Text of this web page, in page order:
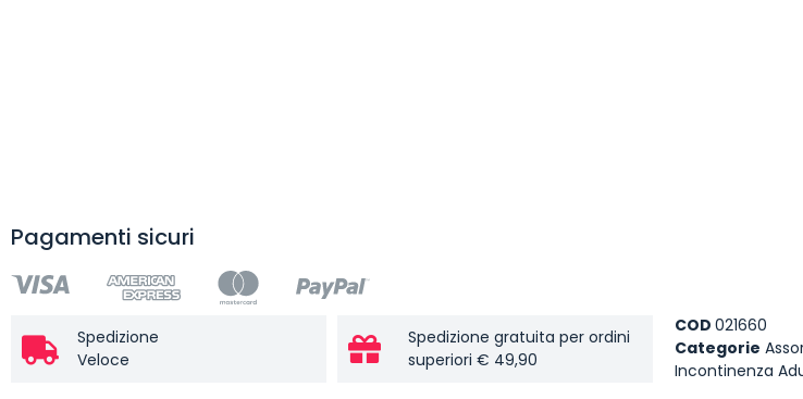
Pagamenti sicuri
Spedizione
Veloce
Spedizione gratuita per ordini
superiori € 49,90
COD 021660
Categorie
Incontinenza